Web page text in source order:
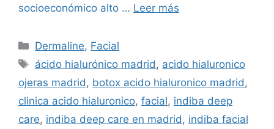
socioeconómico alto … Leer más
Dermaline, Facial
ácido hialurónico madrid , acido hialuronico
ojeras madrid , botox acido hialuronico madrid ,
clinica acido hialuronico, facial, indiba deep
care, indiba deep care en madrid , indiba facial